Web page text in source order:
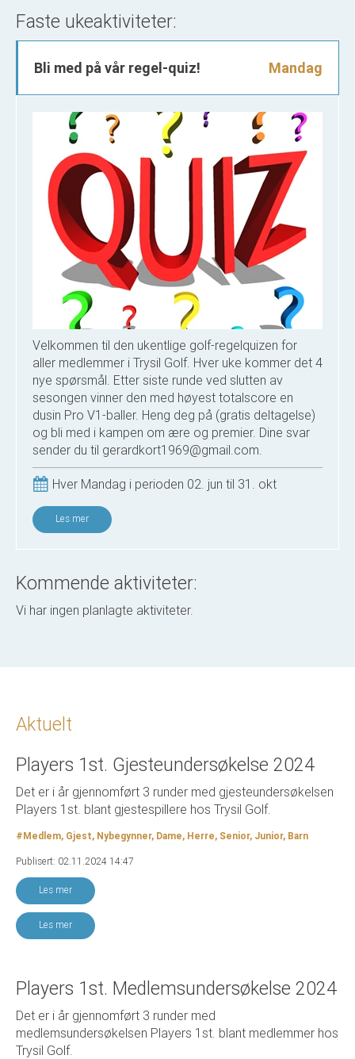
Faste ukeaktiviteter:
Bli med på vår regel-quiz! Mandag
Velkommen til den ukentlige golf-regelquizen for
aller medlemmer i Trysil Golf. Hver uke kommer det 4
nye spørsmål. Etter siste runde ved slutten av
sesongen vinner den med høyest totalscore en
dusin Pro V1-baller. Heng deg på (gratis deltagelse)
og bli med i kampen om ære og premier. Dine svar
sender du til gerardkort1969@gmail.com.
Hver Mandag i perioden 02. jun til 31. okt
Les mer
Kommende aktiviteter:
Vi har ingen planlagte aktiviteter.
Aktuelt
Players 1st. Gjesteundersøkelse 2024
Det er i år gjennomført 3 runder med gjesteundersøkelsen
Players 1st. blant gjestespillere hos Trysil Golf.
#Medlem, Gjest, Nybegynner, Dame, Herre, Senior, Junior, Barn
Publisert: 02.11.2024 14:47
Les mer
Les mer
Players 1st. Medlemsundersøkelse 2024
Det er i år gjennomført 3 runder med
medlemsundersøkelsen Players 1st. blant medlemmer hos
Trysil Golf.